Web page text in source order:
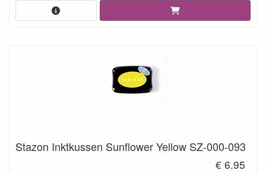
Stazon Inktkussen Sunflower Yellow SZ-000-093
€ 6.95